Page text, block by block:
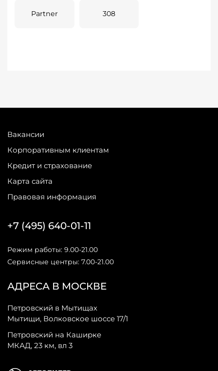
Partner 308
Вакансии
Корпоративным клиентам
Кредит и страхование
Карта сайта
Правовая информация
АДРЕСА В МОСКВЕ
Петровский в Мытищах
Мытищи, Волковское шоссе 17/1
Петровский на Каширке
МКАД, 23 км, вл 3
+7 (495) 640-01-11
Режим работы: 9.00-21.00
Сервисные центры: 7.00-21.00